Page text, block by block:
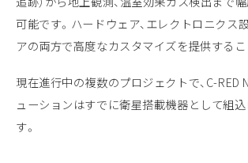
可能です。ハードウェア、エレクトロニクス
アの両方で高度なカスタマイズを提供するこ
現在進行中の複数のプロジェクトで、C-RED
ューションはすでに衛星搭載機器として組
す。